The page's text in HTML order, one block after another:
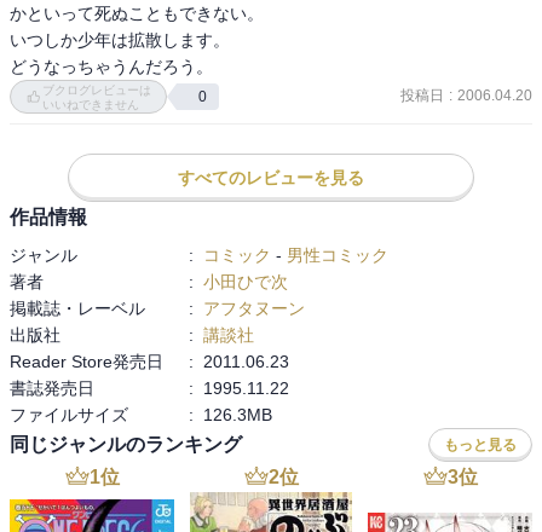
かといって死ぬこともできない。
いつしか少年は拡散します。
ブクログレビューは
いいねできません
0 投稿日 : 2006.04.20
すべてのレビューを見る
作品情報
ジャンル : コミック - 男性コミック
著者
: 小田ひで次
掲載誌・レーベル
:
アフタヌーン
出版社
: 講談社
Reader Store発売日
:
2011.06.23
書誌発売日
:
1995.11.22
ファイルサイズ
: 126.3MB
同じジャンルのランキング もっと見る
1位 2位 3位